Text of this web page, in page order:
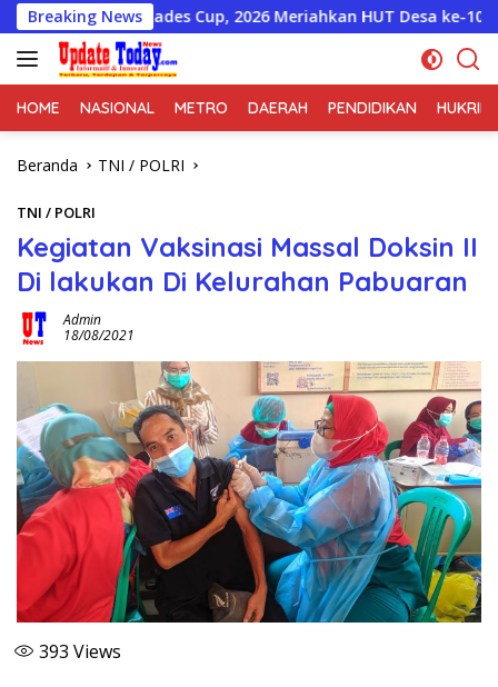
Langsung
ke
konten
Breaking News
Cup, 2026 Meriahkan HUT Desa ke-106 BPPKB
HOME NASIONAL METRO DAERAH PENDIDIKAN HUKRIM
Beranda TNI / POLRI
TNI / POLRI
Kegiatan Vaksinasi Massal Doksin II
Di lakukan Di Kelurahan Pabuaran
Admin
18/08/2021
393 Views